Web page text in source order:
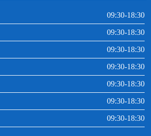
09:30-18:30
09:30-18:30
09:30-18:30
09:30-18:30
09:30-18:30
09:30-18:30
09:30-18:30